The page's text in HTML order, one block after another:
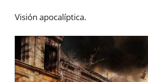
Visión apocalíptica.